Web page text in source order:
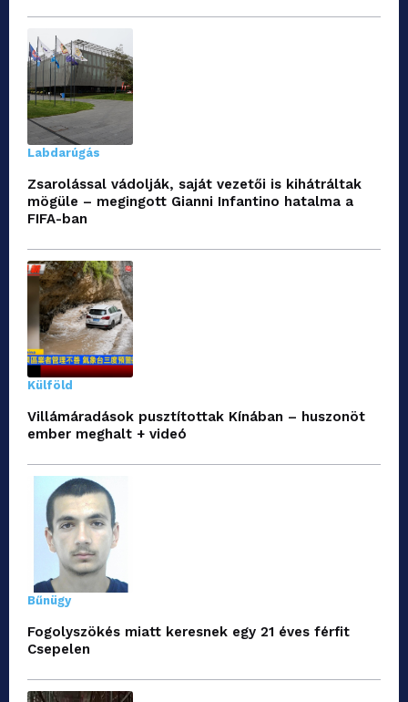
Labdarúgás
Zsarolással vádolják, saját vezetői is kihátráltak
mögüle – megingott Gianni Infantino hatalma a
FIFA-ban
Külföld
Villámáradások pusztítottak Kínában – huszonöt
ember meghalt + videó
Bűnügy
Fogolyszökés miatt keresnek egy 21 éves férfit
Csepelen